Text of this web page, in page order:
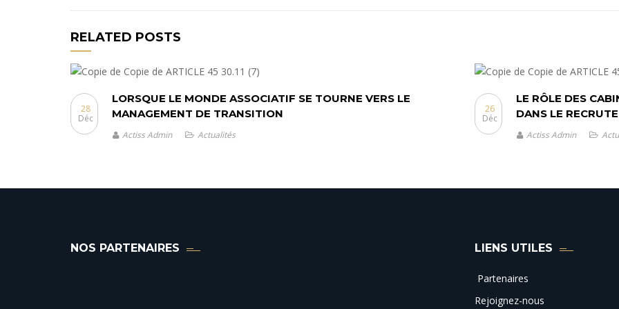
RELATED POSTS
LORSQUE LE MONDE ASSOCIATIF SE TOURNE VERS LE
MANAGEMENT DE TRANSITION
28
Déc
Actiss Admin
Actualités
LE RÔLE DES
DANS LE
26
Déc
Actiss Admin
NOS PARTENAIRES LIENS UTILES
Partenaires
Rejoignez-nous